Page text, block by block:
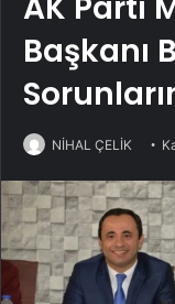
AK Parti
Başkanı
NİHAL ÇELİK